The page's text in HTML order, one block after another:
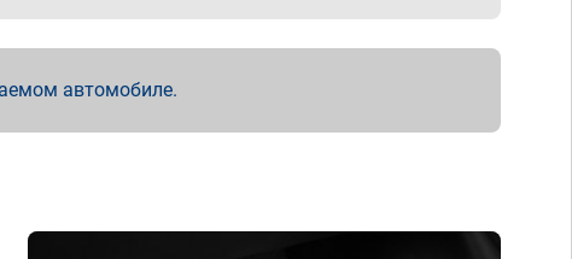
автомобиле.